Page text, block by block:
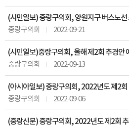
(시민일보) 중랑구의회, 양원지구 버스노
중랑구의회 2022-09-21
(시민일보)중랑구의회, 올해 제2회 추경안
중랑구의회 2022-09-13
(아시아일보) 중랑구의회, 2022년도 제2회
중랑구의회 2022-09-06
(중랑신문) 중랑구의회, 2022년도 제2회